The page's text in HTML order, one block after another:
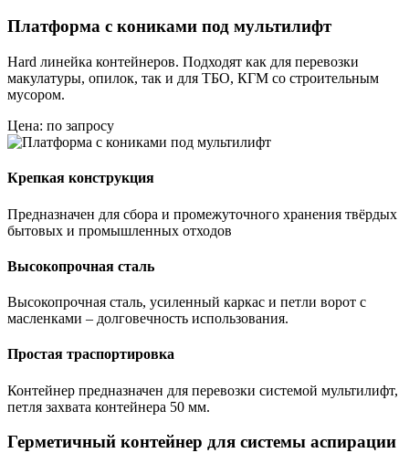
Платформа с кониками под мультилифт
Hard линейка контейнеров. Подходят как для перевозки
макулатуры, опилок, так и для ТБО, КГМ со строительным
мусором.
Цена: по запросу
Крепкая конструкция
Предназначен для сбора и промежуточного хранения твёрдых
бытовых и промышленных отходов
Высокопрочная сталь
Высокопрочная сталь, усиленный каркас и петли ворот с
масленками – долговечность использования.
Простая траспортировка
Контейнер предназначен для перевозки системой мультилифт,
петля захвата контейнера 50 мм.
Герметичный контейнер для системы аспирации